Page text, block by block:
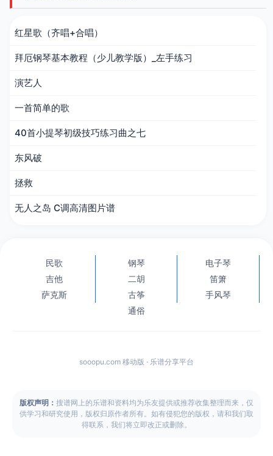
红星歌（齐唱+合唱）
拜厄钢琴基本教程（少儿教学版）_左手练习
演艺人
一首简单的歌
40首小提琴初级技巧练习曲之七
东风破
拯救
无人之岛 C调高清图片谱
民歌 钢琴
电子琴
吉他
二胡
笛箫
萨克斯
古筝
手风琴
通俗
sooopu.com 移动版 · 乐谱分享平台
版权声明： 搜谱网上的乐谱和资料均为乐友提供或推荐收集整理而来，仅
供学习和研究使用，版权归原作者所有。如有侵犯您的版权，请和我们取
得联系，我们将立即改正或删除。